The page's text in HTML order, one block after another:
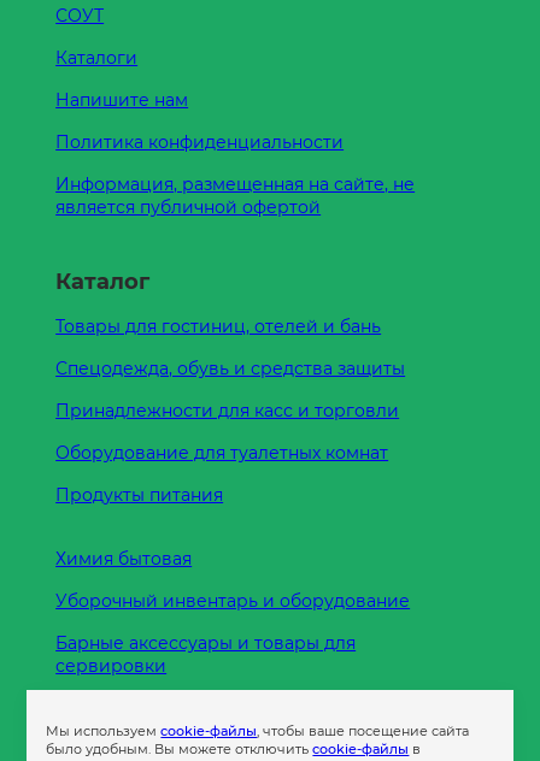
СОУТ
Каталоги
Напишите нам
Политика конфиденциальности
Информация, размещенная на сайте, не
является публичной офертой
Каталог
Товары для гостиниц, отелей и бань
Спецодежда, обувь и средства защиты
Принадлежности для касс и торговли
Оборудование для туалетных комнат
Продукты питания
Химия бытовая
Уборочный инвентарь и оборудование
Барные аксессуары и товары для
сервировки
Пленка
Мы используемcookie-файлы, чтобы ваше посещение сайта
было удобным. Вы можете отключитьcookie-файлы в